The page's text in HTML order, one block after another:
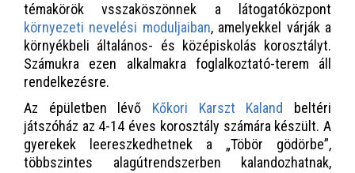
témakörök vsszaköszönnek a látogatóközpont
környezeti nevelési moduljaiban, amelyekkel várják a
környékbeli általános- és középiskolás korosztályt.
Számukra ezen alkalmakra foglalkoztató-terem áll
rendelkezésre.
Az épületben lévő Kőkori Karszt Kaland
beltéri
játszóház az 4-14 éves korosztály számára készült. A
gyerekek leereszkedhetnek a „Töbör gödörbe”,
többszintes alagútrendszerben kalandozhatnak,